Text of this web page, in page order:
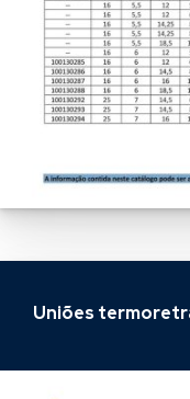
Uniões